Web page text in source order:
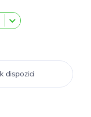
dispozici